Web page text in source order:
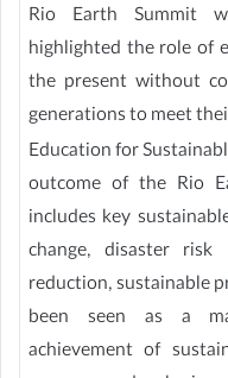
Rio Earth Summit
highlighted the role of
the present without
generations to meet
Education for
outcome of the Rio
includes key
change, disaster risk
reduction, sustainable
been seen as a
achievement of